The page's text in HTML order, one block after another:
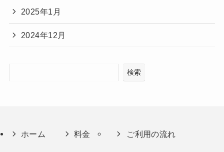
2025年1月
2024年12月
検索
ホーム 料金 ご利用の流れ